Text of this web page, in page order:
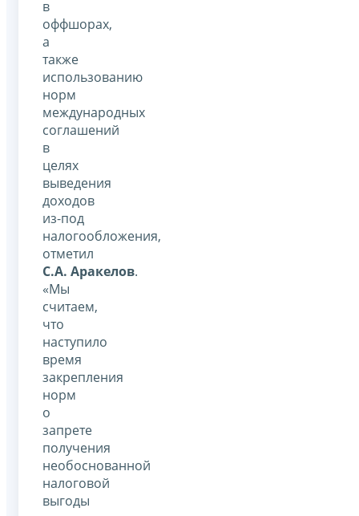
в
оффшорах,
а
также
использованию
норм
международных
соглашений
в
целях
выведения
доходов
из-под
налогообложения,
отметил
С.А. Аракелов.
«Мы
считаем,
что
наступило
время
закрепления
норм
о
запрете
получения
необоснованной
налоговой
выгоды